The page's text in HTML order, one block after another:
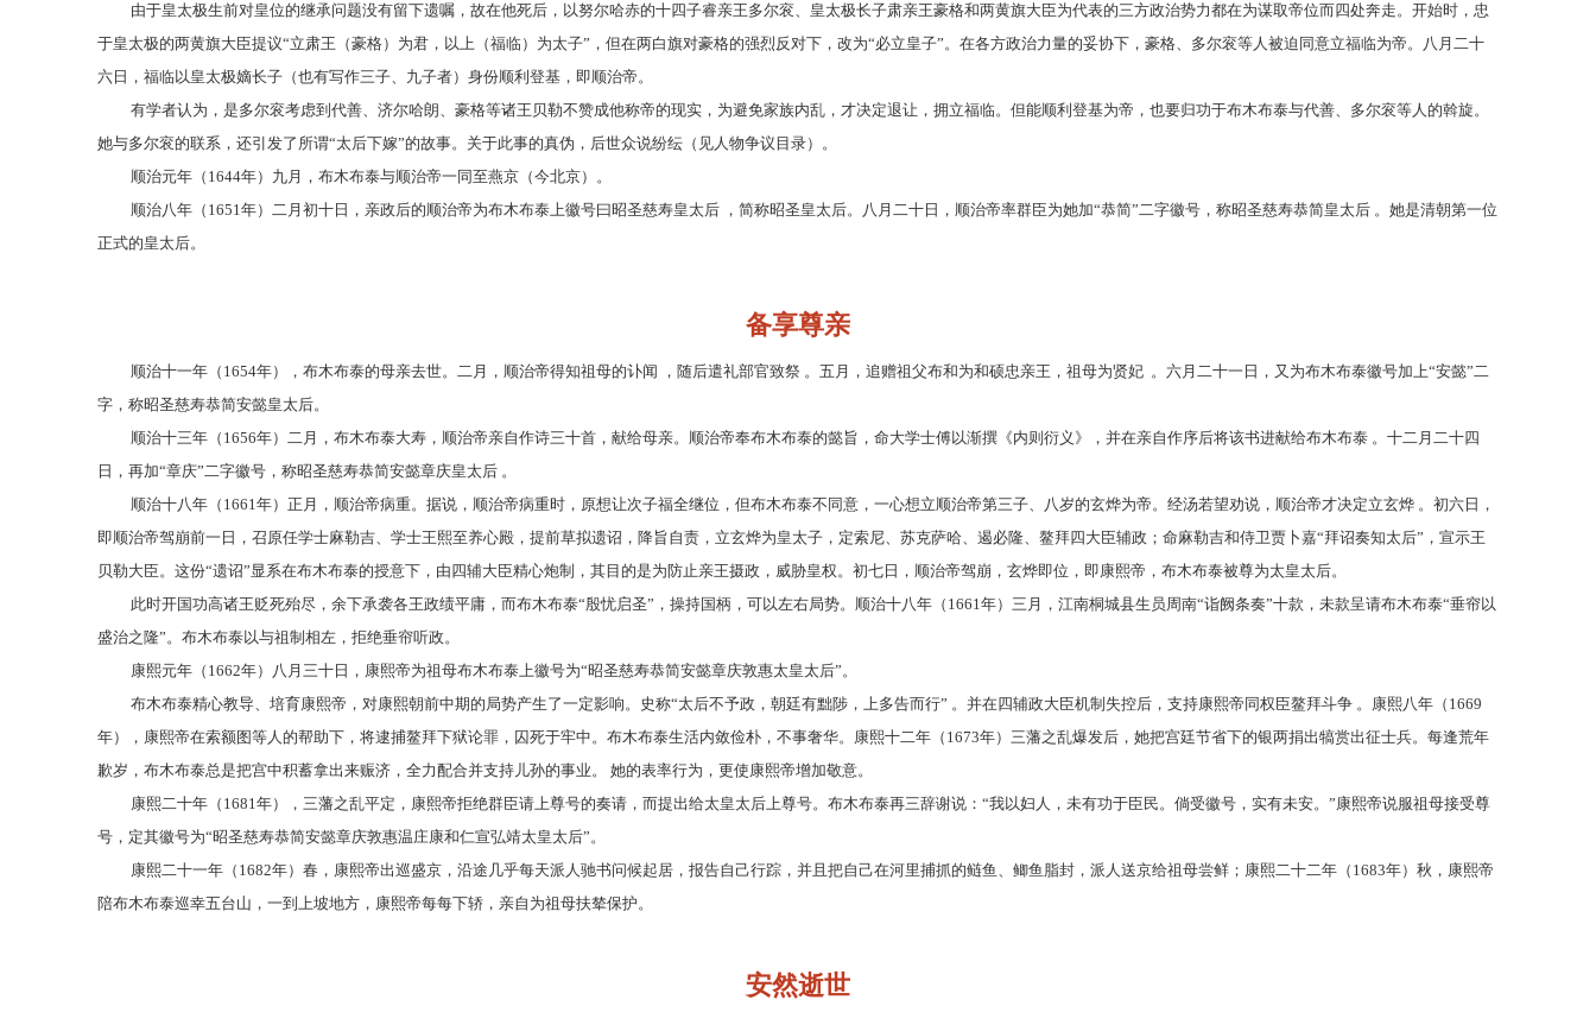
由于皇太极生前对皇位的继承问题没有留下遗嘱，故在他死后，以努尔哈赤的十四子睿亲王多尔衮、皇太极长子肃亲王豪格和两黄旗大臣为代表的三方政治势力都在为谋取帝位而四处奔走。开始时，忠
于皇太极的两黄旗大臣提议“立肃王（豪格）为君，以上（福临）为太子”，但在两白旗对豪格的强烈反对下，改为“必立皇子”。在各方政治力量的妥协下，豪格、多尔衮等人被迫同意立福临为帝。八月二十
六日，福临以皇太极嫡长子（也有写作三子、九子者）身份顺利登基，即顺治帝。
有学者认为，是多尔衮考虑到代善、济尔哈朗、豪格等诸王贝勒不赞成他称帝的现实，为避免家族内乱，才决定退让，拥立福临。但能顺利登基为帝，也要归功于布木布泰与代善、多尔衮等人的斡旋。
她与多尔衮的联系，还引发了所谓“太后下嫁”的故事。关于此事的真伪，后世众说纷纭（见人物争议目录）。
顺治元年（ 1644年）九月，布木布泰与顺治帝一同至燕京（今北京）。
顺治八年（ 1651年）二月初十日，亲政后的顺治帝为布木布泰上徽号曰昭圣慈寿皇太后 ，简称昭圣皇太后。八月二十日，顺治帝率群臣为她加“恭简”二字徽号，称昭圣慈寿恭简皇太后 。她是清朝第一位
正式的皇太后。
备享尊亲
顺治十一年（ 1654年），布木布泰的母亲去世。二月，顺治帝得知祖母的讣闻 ，随后遣礼部官致祭 。五月，追赠祖父布和为和硕忠亲王，祖母为贤妃 。六月二十一日，又为布木布泰徽号加上“安懿”二
字，称昭圣慈寿恭简安懿皇太后。
顺治十三年（ 1656年）二月，布木布泰大寿，顺治帝亲自作诗三十首，献给母亲。顺治帝奉布木布泰的懿旨，命大学士傅以渐撰《内则衍义》，并在亲自作序后将该书进献给布木布泰 。十二月二十四
日，再加“章庆”二字徽号，称昭圣慈寿恭简安懿章庆皇太后 。
顺治十八年（ 1661年）正月，顺治帝病重。据说，顺治帝病重时，原想让次子福全继位，但布木布泰不同意，一心想立顺治帝第三子、八岁的玄烨为帝。经汤若望劝说，顺治帝才决定立玄烨 。初六日，
即顺治帝驾崩前一日，召原任学士麻勒吉、学士王熙至养心殿，提前草拟遗诏，降旨自责，立玄烨为皇太子，定索尼、苏克萨哈、遏必隆、鳌拜四大臣辅政；命麻勒吉和侍卫贾卜嘉“拜诏奏知太后”，宣示王
贝勒大臣。这份“遗诏”显系在布木布泰的授意下，由四辅大臣精心炮制，其目的是为防止亲王摄政，威胁皇权。初七日，顺治帝驾崩，玄烨即位，即康熙帝，布木布泰被尊为太皇太后。
此时开国功高诸王贬死殆尽，余下承袭各王政绩平庸，而布木布泰“殷忧启圣”，操持国柄，可以左右局势。顺治十八年（1661年）三月，江南桐城县生员周南“诣阙条奏”十款，未款呈请布木布泰“垂帘以
盛治之隆”。布木布泰以与祖制相左，拒绝垂帘听政。
康熙元年（ 1662年）八月三十日，康熙帝为祖母布木布泰上徽号为“昭圣慈寿恭简安懿章庆敦惠太皇太后”。
布木布泰精心教导、培育康熙帝，对康熙朝前中期的局势产生了一定影响。史称“太后不予政，朝廷有黜陟，上多告而行” 。并在四辅政大臣机制失控后，支持康熙帝同权臣鳌拜斗争 。康熙八年（1669
年），康熙帝在索额图等人的帮助下，将逮捕鳌拜下狱论罪，囚死于牢中。布木布泰生活内敛俭朴，不事奢华。康熙十二年（1673年）三藩之乱爆发后，她把宫廷节省下的银两捐出犒赏出征士兵。每逢荒年
歉岁，布木布泰总是把宫中积蓄拿出来赈济，全力配合并支持儿孙的事业。 她的表率行为，更使康熙帝增加敬意。
康熙二十年（ 1681年），三藩之乱平定，康熙帝拒绝群臣请上尊号的奏请，而提出给太皇太后上尊号。布木布泰再三辞谢说：“我以妇人，未有功于臣民。倘受徽号，实有未安。”康熙帝说服祖母接受尊
号，定其徽号为“昭圣慈寿恭简安懿章庆敦惠温庄康和仁宣弘靖太皇太后”。
康熙二十一年（ 1682年）春，康熙帝出巡盛京，沿途几乎每天派人驰书问候起居，报告自己行踪，并且把自己在河里捕抓的鲢鱼、鲫鱼脂封，派人送京给祖母尝鲜；康熙二十二年（1683年）秋，康熙帝
陪布木布泰巡幸五台山，一到上坡地方，康熙帝每每下轿，亲自为祖母扶辇保护。
安然逝世